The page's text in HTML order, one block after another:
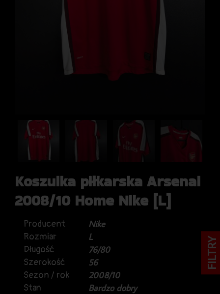
Koszulka piłkarska Arsenal
2008/10 Home Nike [L]
Producent
Nike
Rozmiar
L
Długość
76/80
Szerokość
56
Sezon / rok
2008/10
Stan
Bardzo dobry
FILTRY